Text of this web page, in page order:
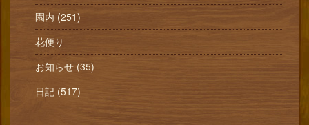
園内 (251)
花便り
お知らせ (35)
日記 (517)